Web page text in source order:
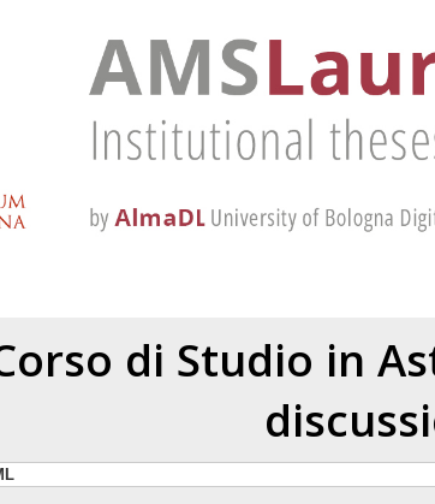
di Studio in